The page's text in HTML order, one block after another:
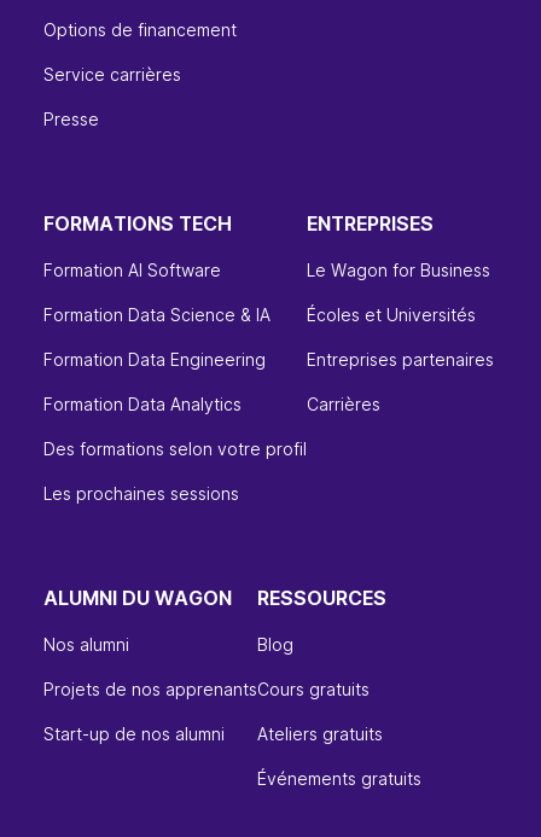
Options de financement
Service carrières
Presse
FORMATIONS TECH
Formation AI Software
Formation Data Science & IA
Formation Data Engineering
Formation Data Analytics
Des formations selon votre profil
Les prochaines sessions
ENTREPRISES
Le Wagon for Business
Écoles et Universités
Entreprises partenaires
Carrières
ALUMNI DU WAGON
Nos alumni
Projets de nos apprenants
Start-up de nos alumni
RESSOURCES
Blog
Cours gratuits
Ateliers gratuits
Événements gratuits